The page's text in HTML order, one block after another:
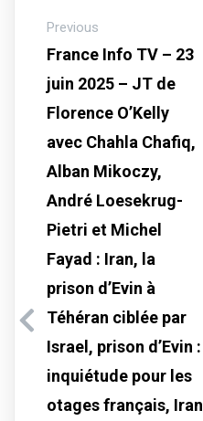
Previous
France Info TV – 23
juin 2025 – JT de
Florence O’Kelly
avec Chahla Chafiq,
Alban Mikoczy,
André Loesekrug-
Pietri et Michel
Fayad : Iran, la
prison d’Evin à
Téhéran ciblée par
Israel, prison d’Evin :
inquiétude pour les
otages français, Iran